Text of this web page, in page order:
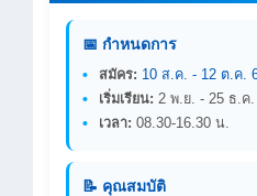
📅 กำหนดการ
สมัคร: 10 ส.ค. - 12 ต.ค.
เริ่มเรียน: 2 พ.ย. - 25 ธ.ค.
เวลา: 08.30-16.30 น.
📝 คุณสมบัติ